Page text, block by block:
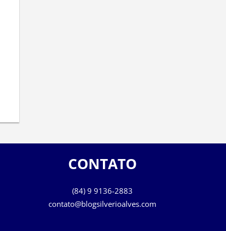
CONTATO
(84) 9 9136-2883
contato@blogsilverioalves.com